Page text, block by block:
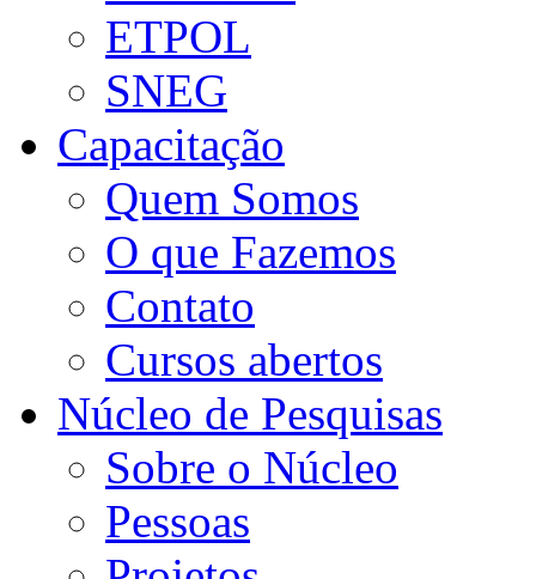
ETPOL
SNEG
Capacitação
Quem Somos
O que Fazemos
Contato
Cursos abertos
Núcleo de Pesquisas
Sobre o Núcleo
Pessoas